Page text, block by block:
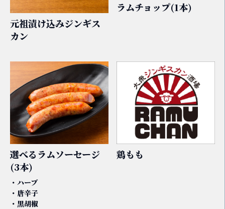
元祖漬け込みジンギス
カン
ラムチョップ(1本)
選べるラムソーセージ
(3本)
・ハーブ
・唐辛子
・黒胡椒
鶏もも